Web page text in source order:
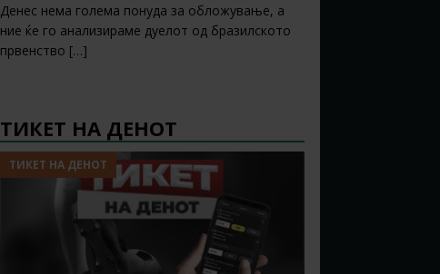
Денес нема голема понуда за обложување, а
ние ќе го анализираме дуелот од бразилското
првенство […]
ТИКЕТ НА ДЕНОТ
ТИКЕТ НА ДЕНОТ